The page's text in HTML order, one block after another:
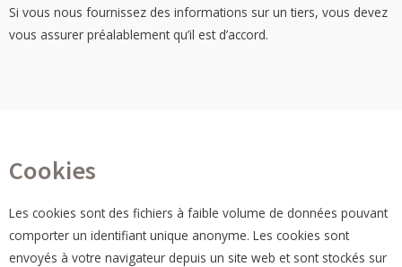
Si vous nous fournissez des informations sur un tiers, vous devez
vous assurer préalablement qu’il est d’accord.
Cookies
Les cookies sont des fichiers à faible volume de données pouvant
comporter un identifiant unique anonyme. Les cookies sont
envoyés à votre navigateur depuis un site web et sont stockés sur